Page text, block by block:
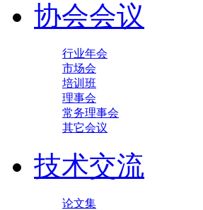
协会会议
行业年会
市场会
培训班
理事会
常务理事会
其它会议
技术交流
论文集